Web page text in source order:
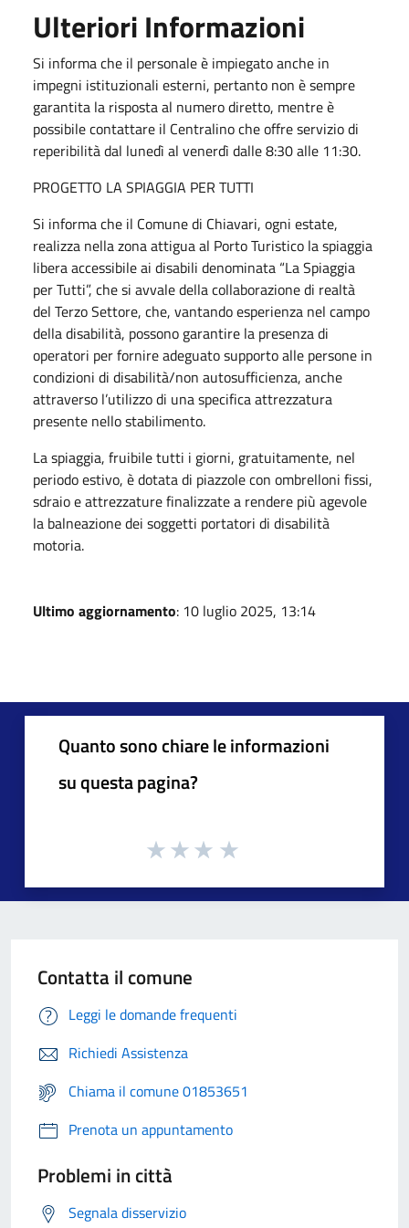
Ulteriori Informazioni
Si informa che il personale è impiegato anche in
impegni istituzionali esterni, pertanto non è sempre
garantita la risposta al numero diretto, mentre è
possibile contattare il Centralino che offre servizio di
reperibilità dal lunedì al venerdì dalle 8:30 alle 11:30.
PROGETTO LA SPIAGGIA PER TUTTI
Si informa che il Comune di Chiavari, ogni estate,
realizza nella zona attigua al Porto Turistico la spiaggia
libera accessibile ai disabili denominata “La Spiaggia
per Tutti”, che si avvale della collaborazione di realtà
del Terzo Settore, che, vantando esperienza nel campo
della disabilità, possono garantire la presenza di
operatori per fornire adeguato supporto alle persone in
condizioni di disabilità/non autosufficienza, anche
attraverso l’utilizzo di una specifica attrezzatura
presente nello stabilimento.
La spiaggia, fruibile tutti i giorni, gratuitamente, nel
periodo estivo, è dotata di piazzole con ombrelloni fissi,
sdraio e attrezzature finalizzate a rendere più agevole
la balneazione dei soggetti portatori di disabilità
motoria.
Ultimo aggiornamento: 10 luglio 2025, 13:14
Quanto sono chiare le informazioni
su questa pagina?
Contatta il comune
Leggi le domande frequenti
Richiedi Assistenza
Chiama il comune 01853651
Prenota un appuntamento
Problemi in città
Segnala disservizio